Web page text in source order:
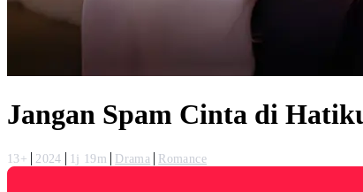
Jangan Spam Cinta di
13+ 2024 1j 19m Drama
Romance